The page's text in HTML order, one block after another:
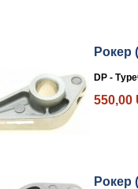
Рокер
DP -
550,00
Рокер